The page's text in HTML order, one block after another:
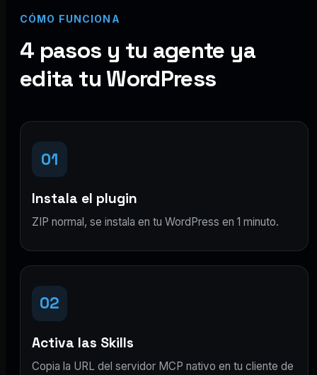
CÓMO FUNCIONA
4 pasos y tu agente ya
edita tu WordPress
01
Instala el plugin
ZIP normal, se instala en tu WordPress en 1 minuto.
02
Activa las Skills
Copia la URL del servidor MCP nativo en tu cliente de